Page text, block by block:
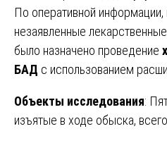
По оперативной
незаявленные
было назначено проведение
БАД с использованием
Объекты исследования:
изъятые в ходе обыска,